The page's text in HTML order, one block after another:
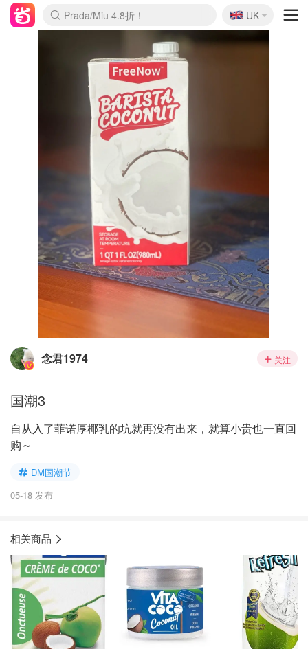
麦卢卡蜂蜜夏促！个位数！
Prada/Miu 4.8折！
🇬🇧
UK
念君1974 关注
国潮3
自从入了菲诺厚椰乳的坑就再没有出来，就算小贵也一直回
购～
DM国潮节
05-18 发布
相关商品